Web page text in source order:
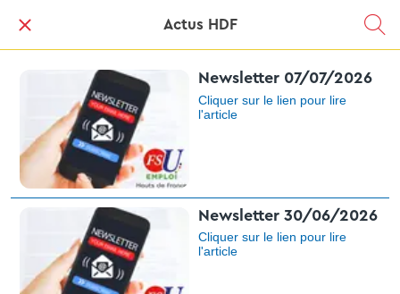
Actus HDF
Newsletter 07/07/2026
Cliquer sur le lien pour lire
l'article​
Newsletter 30/06/2026
Cliquer sur le lien pour lire
l'article​